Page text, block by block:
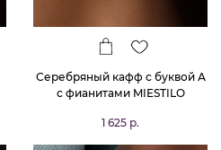
Серебряный кафф с буквой А
с фианитами MIESTILO
1 625 р.